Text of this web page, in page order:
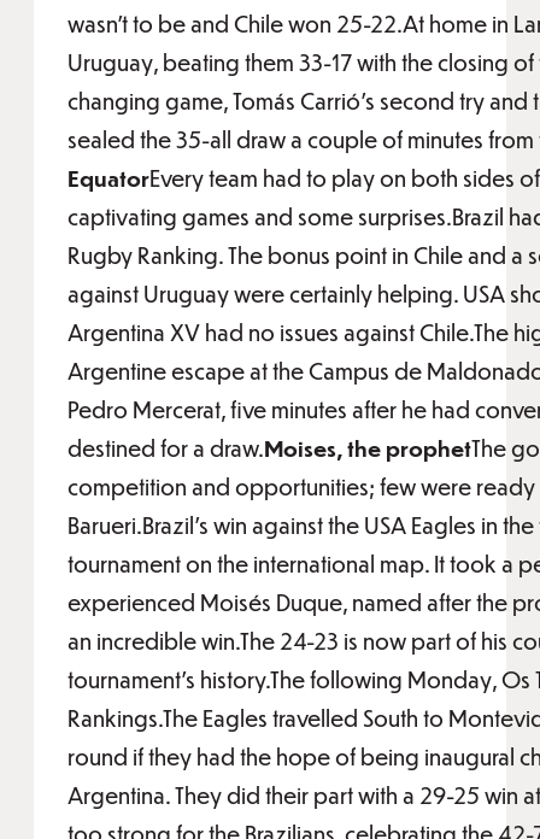
wasn’t to be and Chile won 25-22.At home in
Uruguay, beating them 33-17 with the closing
changing game, Tomás Carrió’s second try
sealed the 35-all draw a couple of minutes
EquatorEvery team had to play on both sides
captivating games and some surprises.Brazil
Rugby Ranking. The bonus point in Chile and
against Uruguay were certainly helping. USA
Argentina XV had no issues against Chile.The
Argentine escape at the Campus de
Pedro Mercerat, five minutes after he had
destined for a draw.Moises, the prophetThe
competition and opportunities; few were ready
Barueri.Brazil’s win against the USA Eagles in
tournament on the international map. It took a
experienced Moisés Duque, named after the
an incredible win.The 24-23 is now part of his
tournament’s history.The following Monday,
Rankings.The Eagles travelled South to
round if they had the hope of being inaugural
Argentina. They did their part with a 29-25 win